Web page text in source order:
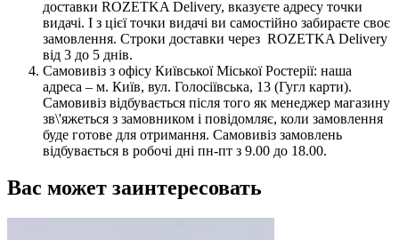
доставки ROZETKA Delivery, вказуєте адресу точки
видачі. І з цієї точки видачі ви самостійно забираєте своє
замовлення. Строки доставки через ROZETKA Delivery
від 3 до 5 днів.
Самовивіз з офісу Київської Міської Ростерії: наша
адреса – м. Київ, вул. Голосіївська, 13 (Гугл карти).
Самовивіз відбувається після того як менеджер магазину
зв\'яжеться з замовником і повідомляє, коли замовлення
буде готове для отримання. Самовивіз замовлень
відбувається в робочі дні пн-пт з 9.00 до 18.00.
Вас может заинтересовать